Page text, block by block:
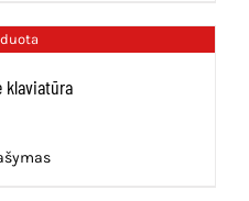
klaviatūra